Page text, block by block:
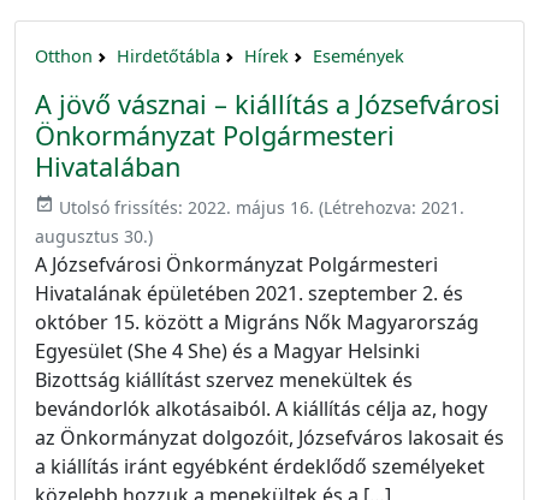
Otthon Hirdetőtábla Hírek Események
A jövő vásznai – kiállítás a Józsefvárosi
Önkormányzat Polgármesteri
Hivatalában
event_available Utolsó frissítés: 2022. május 16. (Létrehozva: 2021.
augusztus 30.)
A Józsefvárosi Önkormányzat Polgármesteri
Hivatalának épületében 2021. szeptember 2. és
október 15. között a Migráns Nők Magyarország
Egyesület (She 4 She) és a Magyar Helsinki
Bizottság kiállítást szervez menekültek és
bevándorlók alkotásaiból. A kiállítás célja az, hogy
az Önkormányzat dolgozóit, Józsefváros lakosait és
a kiállítás iránt egyébként érdeklődő személyeket